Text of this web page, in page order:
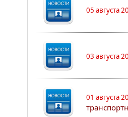
05 августа
03 августа
01 августа